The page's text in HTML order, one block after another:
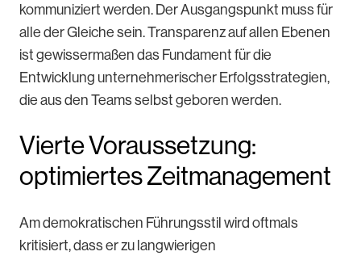
kommuniziert werden. Der Ausgangspunkt muss für
alle der Gleiche sein. Transparenz auf allen Ebenen
ist gewissermaßen das Fundament für die
Entwicklung unternehmerischer Erfolgsstrategien,
die aus den Teams selbst geboren werden.
Vierte Voraussetzung:
optimiertes Zeitmanagement
Am demokratischen Führungsstil wird oftmals
kritisiert, dass er zu langwierigen